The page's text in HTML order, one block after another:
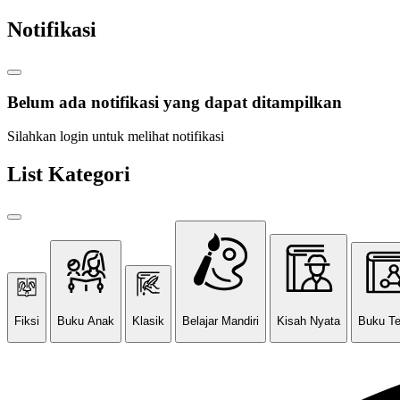
Notifikasi
Belum ada notifikasi yang dapat ditampilkan
Silahkan login untuk melihat notifikasi
List Kategori
Fiksi Buku Anak Klasik Belajar Mandiri Kisah Nyata Buku